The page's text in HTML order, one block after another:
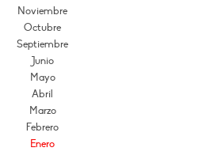
Noviembre
Octubre
Septiembre
Junio
Mayo
Abril
Marzo
Febrero
Enero